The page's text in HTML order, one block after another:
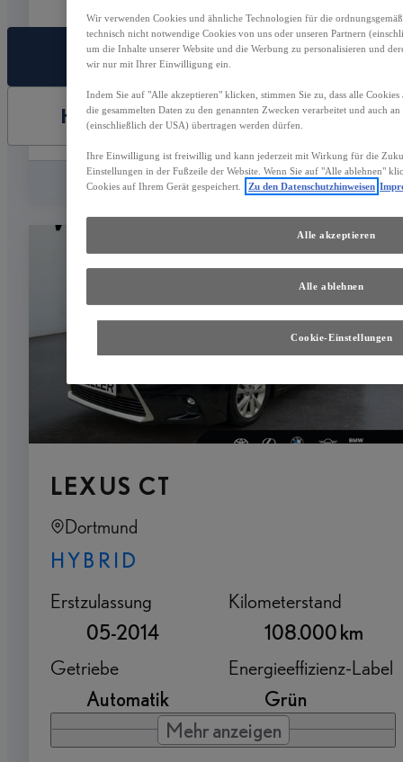
FAHRZEUG AUSWÄHLEN
HÄNDLER KONTAKTIEREN
Vergleichen Speichern
LEXUS CT
Dortmund
HYBRID
Erstzulassung
05-2014
Kilometerstand
108.000 km
Getriebe
Automatik
Energieeffizienz-Label
Grün
Mehr anzeigen
Wir verwenden Cookies und ähnliche Technologien für die
technisch nicht notwendige Cookies von uns oder unseren Partnern
um die Inhalte unserer Website und die Werbung zu personalisieren und
wir nur mit Ihrer Einwilligung ein.
Indem Sie auf "Alle akzeptieren" klicken, stimmen Sie zu, dass alle
die gesammelten Daten zu den genannten Zwecken verarbeitet und auch
(einschließlich der USA) übertragen werden dürfen.
Ihre Einwilligung ist freiwillig und kann jederzeit mit Wirkung für die
Einstellungen in der Fußzeile der Website. Wenn Sie auf "Alle ablehnen"
Cookies auf Ihrem Gerät gespeichert.
Zu den Datenschutzhinweisen
Cookie-Einstellungen
Alle ablehnen
Alle akzeptieren